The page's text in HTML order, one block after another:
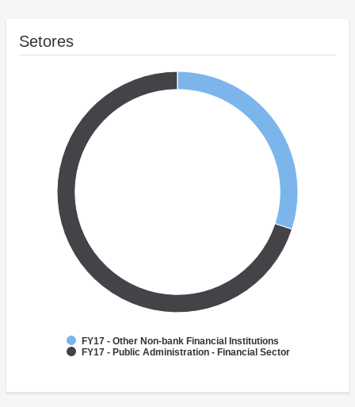
Setores
FY17 - Other Non-bank Financial Institutions
FY17 - Public Administration - Financial Sector